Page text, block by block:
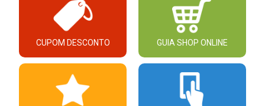
CUPOM DESCONTO GUIA SHOP ONLINE